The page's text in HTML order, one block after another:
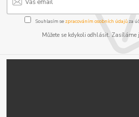
Souhlasím se zpracováním osobních údajůza
Můžete se kdykoli odhlásit. Zasíláme